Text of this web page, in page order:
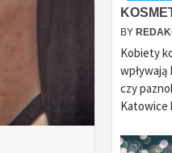
BY
Kobiety
czy
Katowice